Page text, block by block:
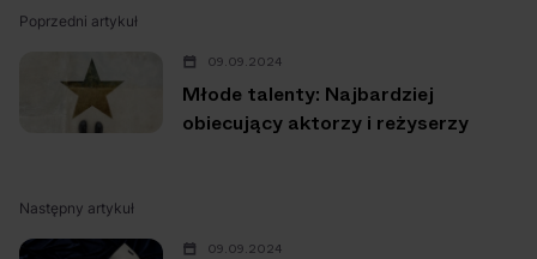
Poprzedni artykuł
09.09.2024
Młode talenty: Najbardziej
obiecujący aktorzy i reżyserzy
Następny artykuł
09.09.2024